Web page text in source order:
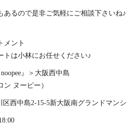
あるので是非ご気軽にご相談下さいね♪
メント
トは小林にお任せください♪
noopee』＞大阪西中島
ン ヌーピー）
西中島2-15-5新大阪南グランドマンシ